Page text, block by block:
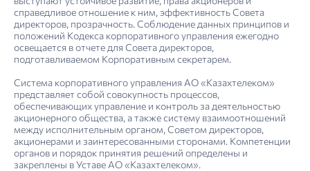
справедливое отношение к ним, эффективность Совета
директоров, прозрачность. Соблюдение данных принципов и
положений Кодекса корпоративного управления ежегодно
освещается в отчете для Совета директоров,
подготавливаемом Корпоративным секретарем.
Система корпоративного управления АО «Казахтелеком»
представляет собой совокупность процессов,
обеспечивающих управление и контроль за деятельностью
акционерного общества, а также систему взаимоотношений
между исполнительным органом, Советом директоров,
акционерами и заинтересованными сторонами. Компетенции
органов и порядок принятия решений определены и
закреплены в Уставе АО «Казахтелеком».